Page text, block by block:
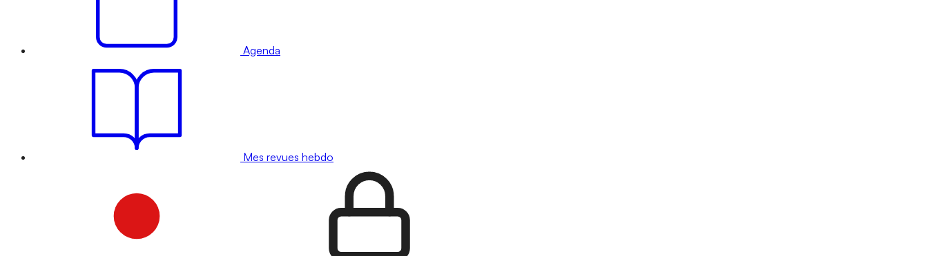
Agenda
Mes revues hebdo